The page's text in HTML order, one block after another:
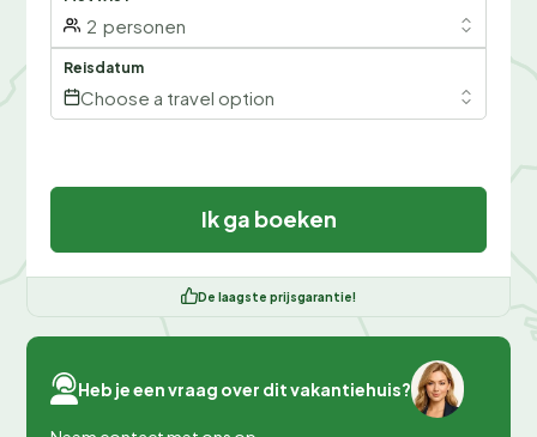
2 personen
Reisdatum
Choose a travel option
Ik ga boeken
De laagste prijsgarantie!
Heb je een vraag over dit vakantiehuis?